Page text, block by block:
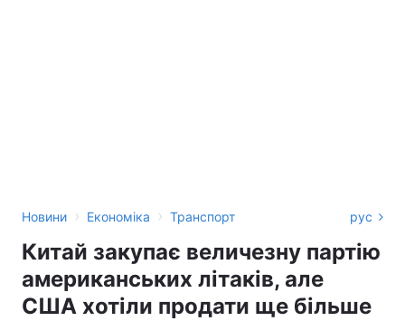
Новини › Економіка › Транспорт рус
Китай закупає величезну партію
американських літаків, але
США хотіли продати ще більше